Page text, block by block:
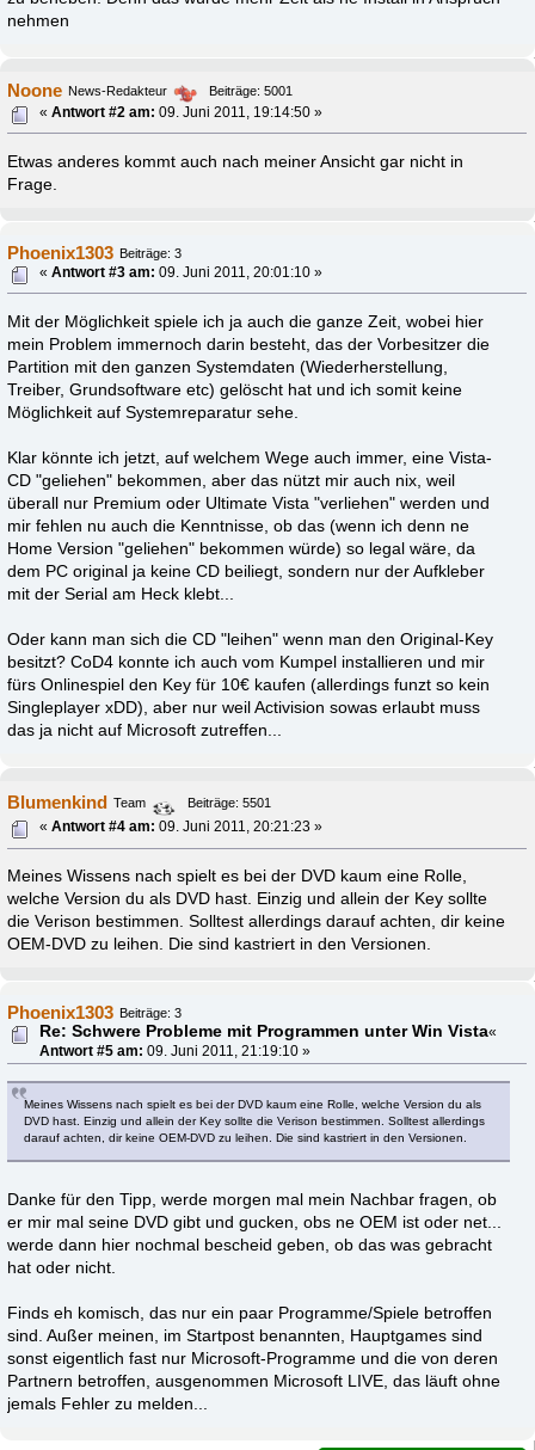
nehmen
Noone News-Redakteur
Beiträge: 5001
«Antwort #2 am: 09. Juni 2011, 19:14:50 »
Etwas anderes kommt auch nach meiner Ansicht gar nicht in
Frage.
Phoenix1303 Beiträge: 3
«Antwort #3 am: 09. Juni 2011, 20:01:10 »
Mit der Möglichkeit spiele ich ja auch die ganze Zeit, wobei hier
mein Problem immernoch darin besteht, das der Vorbesitzer die
Partition mit den ganzen Systemdaten (Wiederherstellung,
Treiber, Grundsoftware etc) gelöscht hat und ich somit keine
Möglichkeit auf Systemreparatur sehe.
Klar könnte ich jetzt, auf welchem Wege auch immer, eine Vista-
CD "geliehen" bekommen, aber das nützt mir auch nix, weil
überall nur Premium oder Ultimate Vista "verliehen" werden und
mir fehlen nu auch die Kenntnisse, ob das (wenn ich denn ne
Home Version "geliehen" bekommen würde) so legal wäre, da
dem PC original ja keine CD beiliegt, sondern nur der Aufkleber
mit der Serial am Heck klebt...
Oder kann man sich die CD "leihen" wenn man den Original-Key
besitzt? CoD4 konnte ich auch vom Kumpel installieren und mir
fürs Onlinespiel den Key für 10€ kaufen (allerdings funzt so kein
Singleplayer xDD), aber nur weil Activision sowas erlaubt muss
das ja nicht auf Microsoft zutreffen...
Blumenkind Team
Beiträge: 5501
«Antwort #4 am: 09. Juni 2011, 20:21:23 »
Meines Wissens nach spielt es bei der DVD kaum eine Rolle,
welche Version du als DVD hast. Einzig und allein der Key sollte
die Verison bestimmen. Solltest allerdings darauf achten, dir keine
OEM-DVD zu leihen. Die sind kastriert in den Versionen.
Phoenix1303 Beiträge: 3
Re: Schwere Probleme mit Programmen unter Win Vista«
Antwort #5 am: 09. Juni 2011, 21:19:10 »
Meines Wissens nach spielt es bei der DVD kaum eine Rolle, welche Version du als
DVD hast. Einzig und allein der Key sollte die Verison bestimmen. Solltest allerdings
darauf achten, dir keine OEM-DVD zu leihen. Die sind kastriert in den Versionen.
Danke für den Tipp, werde morgen mal mein Nachbar fragen, ob
er mir mal seine DVD gibt und gucken, obs ne OEM ist oder net...
werde dann hier nochmal bescheid geben, ob das was gebracht
hat oder nicht.
Finds eh komisch, das nur ein paar Programme/Spiele betroffen
sind. Außer meinen, im Startpost benannten, Hauptgames sind
sonst eigentlich fast nur Microsoft-Programme und die von deren
Partnern betroffen, ausgenommen Microsoft LIVE, das läuft ohne
jemals Fehler zu melden...